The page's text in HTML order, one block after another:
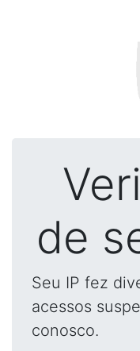
de
Seu IP fez
acessos
conosco.